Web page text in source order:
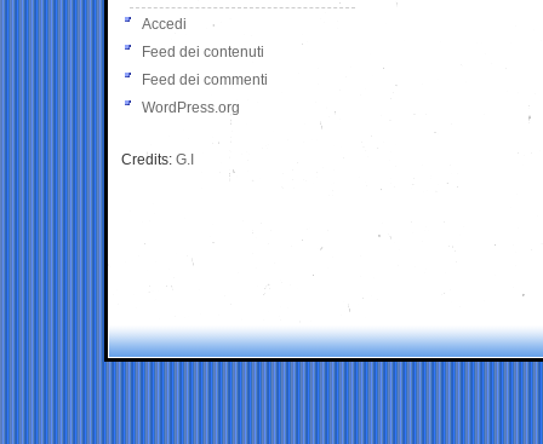
Accedi
Feed dei contenuti
Feed dei commenti
WordPress.org
Credits: G.I